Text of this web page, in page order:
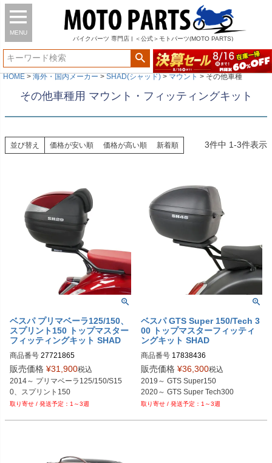
MENU
バイク パーツ 専門店 | ＜公式＞モトパーツ(MOTO PARTS)
HOME 海外・国内メーカー SHAD(シャッド) マウント その他車種
その他車種用 マウント・フィッティングキット
並び替え 価格が安い順 価格が高い順 新着順 3件中 1-3件表示
ベスパ プリマベーラ125/150、
スプリント150 トップマスター
フィッティングキット SHAD
商品番号 27721865
M型番：V0IPR19ST
販売価格 ¥31,900税込
2014～ プリマベーラ125/150/S15
0、スプリント150
1～3週
ベスパ GTS Super 150/Tech 3
00 トップマスターフィッティ
ングキット SHAD
商品番号 17838436
M型番：V0GT39ST
販売価格 ¥36,300税込
2019～ GTS Super150
2020～ GTS Super Tech300
1～3週